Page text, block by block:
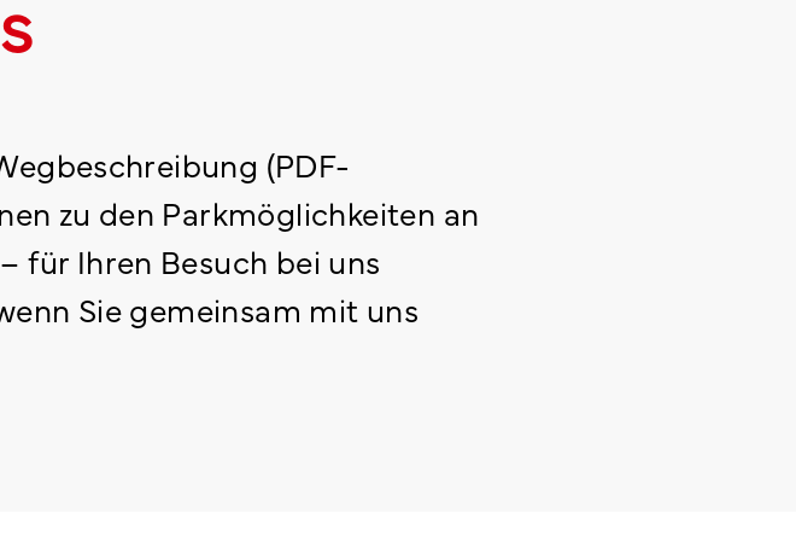
(PDF-
zu den Parkmöglichkeiten an
für Ihren Besuch bei uns
Sie gemeinsam mit uns